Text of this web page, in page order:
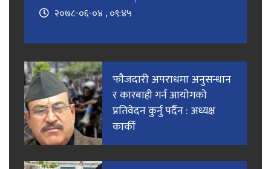
२०७८-०६-०४ , ०९:४५
फाैजदारी अपराधमा अनुसन्धान
र कारबाही गर्न आयाेगकाे
प्रतिवेदन कुर्नु पर्दैन : अध्यक्ष
कार्की